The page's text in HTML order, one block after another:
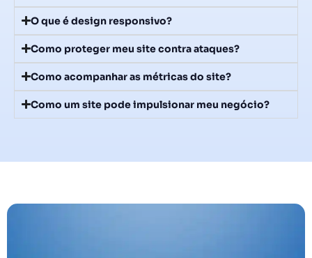
O que é design responsivo?
Como proteger meu site contra ataques?
Como acompanhar as métricas do site?
Como um site pode impulsionar meu negócio?